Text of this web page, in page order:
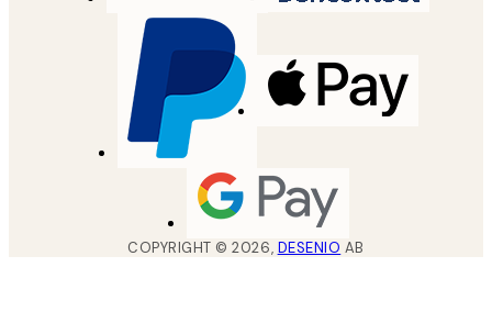
COPYRIGHT ©2026, DESENIO AB